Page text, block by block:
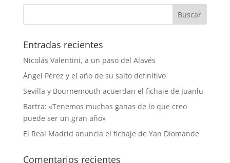
Entradas recientes
Nicolás Valentini, a un paso del Alavés
Ángel Pérez y el año de su salto definitivo
Sevilla y Bournemouth acuerdan el fichaje de Juanlu
Bartra: «Tenemos muchas ganas de lo que creo
puede ser un gran año»
El Real Madrid anuncia el fichaje de Yan Diomande
Comentarios recientes